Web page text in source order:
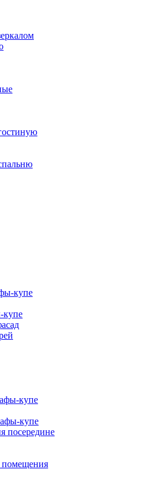
купе
купе
купе
купе
посередине
помещения